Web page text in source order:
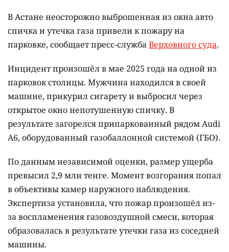
В Астане неосторожно выброшенная из окна авто
спичка и утечка газа привели к пожару на
парковке, сообщает пресс-службаВерховного суда.
Инцидент произошёл в мае 2025 года на одной из
парковок столицы. Мужчина находился в своей
машине, прикурил сигарету и выбросил через
открытое окно непотушенную спичку. В
результате загорелся припаркованный рядом Audi
A6, оборудованный газобаллонной системой (ГБО).
По данным независимой оценки, размер ущерба
превысил 2,9 млн тенге. Момент возгорания попал
в объективы камер наружного наблюдения.
Экспертиза установила, что пожар произошёл из-
за воспламенения газовоздушной смеси, которая
образовалась в результате утечки газа из соседней
машины.